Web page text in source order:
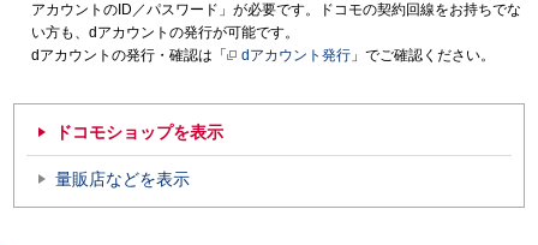
アカウントのID／パスワード」が必要です。ドコモの契約回線をお持ちでな
い方も、dアカウントの発行が可能です。
dアカウントの発行・確認は「
dアカウント発行 」でご確認ください。
ドコモショップを表示
量販店などを表示